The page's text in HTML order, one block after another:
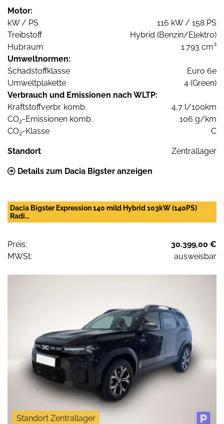
Motor:
kW / PS
116 kW / 158 PS
Treibstoff
Hybrid (Benzin/Elektro)
Hubraum
1.793 cm³
Umweltnormen:
Schadstoffklasse
Euro 6e
Umweltplakette
4 (Green)
Verbrauch und Emissionen nach WLTP:
Kraftstoffverbr. komb.
4,7 l/100km
CO2-Emissionen komb.
106 g/km
CO2-Klasse C
Standort Zentrallager
Details zum Dacia Bigster anzeigen
Dacia Bigster Expression 140 mild Hybrid 103kW (140PS)
Radi...
Preis:
30.399,00 €
MWSt:
ausweisbar
Standort Zentrallager